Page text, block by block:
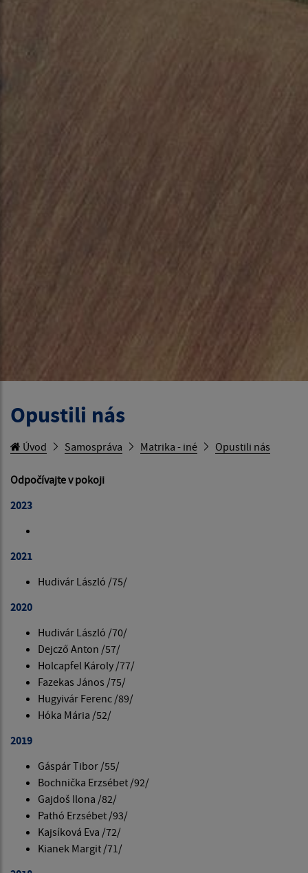
Opustili nás
Úvod Samospráva Matrika - iné Opustili nás
Odpočívajte v pokoji
2023
2021
Hudivár László /75/
2020
Hudivár László /70/
Dejcző Anton /57/
Holcapfel Károly /77/
Fazekas János /75/
Hugyivár Ferenc /89/
Hóka Mária /52/
2019
Gáspár Tibor /55/
Bochnička Erzsébet /92/
Gajdoš Ilona /82/
Pathó Erzsébet /93/
Kajsíková Eva /72/
Kianek Margit /71/